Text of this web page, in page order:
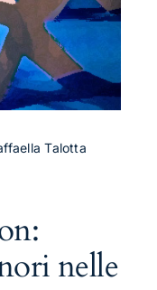
Talotta
nelle